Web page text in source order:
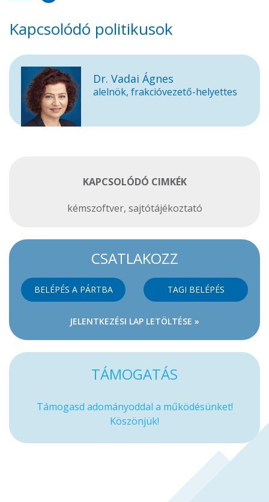
Kapcsolódó politikusok
Dr. Vadai Ágnes
alelnök, frakcióvezető-helyettes
KAPCSOLÓDÓ CIMKÉK
kémszoftver, sajtótájékoztató
CSATLAKOZZ
BELÉPÉS A PÁRTBA TAGI BELÉPÉS
JELENTKEZÉSI LAP LETÖLTÉSE »
TÁMOGATÁS
Támogasd adományoddal a működésünket!
Köszönjük!